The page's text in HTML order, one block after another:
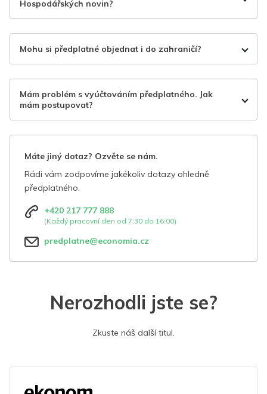
Hospodářských novin?
Mohu si předplatné objednat i do zahraničí?
Mám problém s vyúčtováním předplatného. Jak
mám postupovat?
Máte jiný dotaz? Ozvěte se nám.
Rádi vám zodpovíme jakékoliv dotazy ohledně
předplatného.
+420 217 777 888
(Každý pracovní den od 7:30 do 16:00)
predplatne@economia.cz
Nerozhodli jste se?
Zkuste náš další titul.